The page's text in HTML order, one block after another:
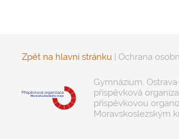
Zpět na hlavní stránku | Ochrana
Gymnázium,
příspěvková
příspěvkovou
Moravskoslezským